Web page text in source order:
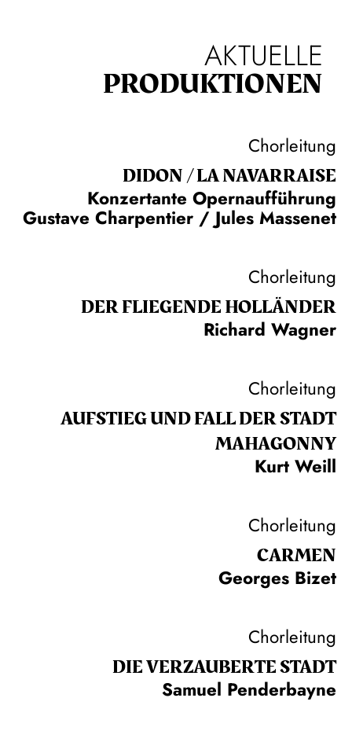
AKTUELLE
PRODUKTIONEN
Chorleitung
DIDON / LA NAVAR­RAISE
Konzertante Opernaufführung
Gustave Charpentier / Jules Massenet
Chorleitung
DER FLIE­GEN­DE HOL­LÄN­DER
Richard Wagner
Chorleitung
AUFSTIEG UND FALL DER STADT
MAHAGONNY
Kurt Weill
Chorleitung
CARMEN
Georges Bizet
Chorleitung
DIE VERZAUBERTE STADT
Samuel Penderbayne